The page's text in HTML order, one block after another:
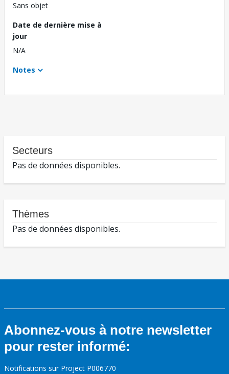
Sans objet
Date de dernière mise à
jour
N/A
Notes
Secteurs
Pas de données disponibles.
Thèmes
Pas de données disponibles.
Abonnez-vous à notre newsletter
pour rester informé:
Notifications sur Project P006770